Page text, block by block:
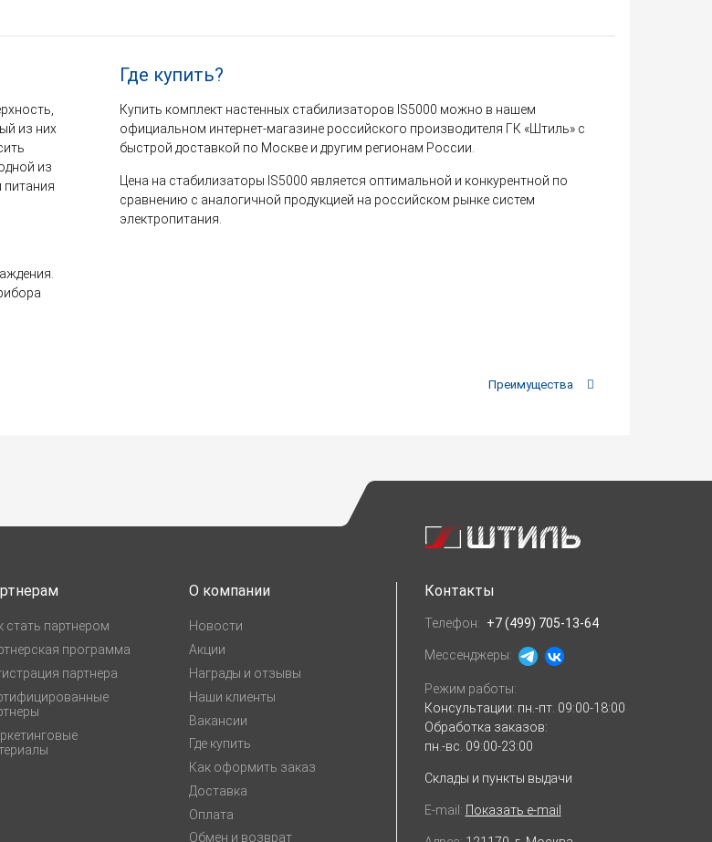
из них
из
питания
Где купить?
Купить комплект настенных стабилизаторов IS5000 можно в нашем
официальном интернет-магазине российского производителя ГК «Штиль» с
быстрой доставкой по Москве и другим регионам России.
Цена на стабилизаторы IS5000 является оптимальной и конкурентной по
сравнению с аналогичной продукцией на российском рынке систем
электропитания.
Преимущества
стать партнером
программа
партнера
О компании
Новости
Акции
Награды и отзывы
Наши клиенты
Вакансии
Где купить
Как оформить заказ
Доставка
Оплата
Обмен и возврат
Контакты
Телефон: +7 (499) 705-13-64
Мессенджеры:
Режим работы:
Консультации: пн.-пт. 09:00-18:00
Обработка заказов:
пн.-вс. 09:00-23:00
Склады и пункты выдачи
E-mail: Показать e-mail